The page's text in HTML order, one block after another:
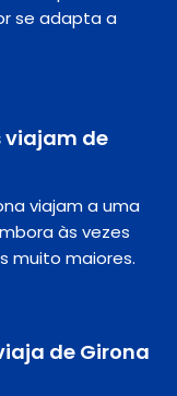
se adapta a
viajam de
viajam a uma
às vezes
muito maiores.
de Girona